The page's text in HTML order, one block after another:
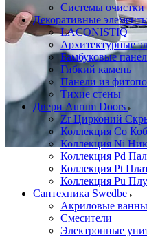
Системы очистки
Декоративные
LACONISTIQ
Архитектурные
Бамбуковые
Гибкий камень
Панели из
Тихие стены
Двери Aurum Doors
Zr Цирконий
Коллекция Co
Коллекция Ni
Коллекция Pd
Коллекция Pt
Коллекция Pu
Сантехника Swedbe
Акриловые ванны
Смесители
Электронные